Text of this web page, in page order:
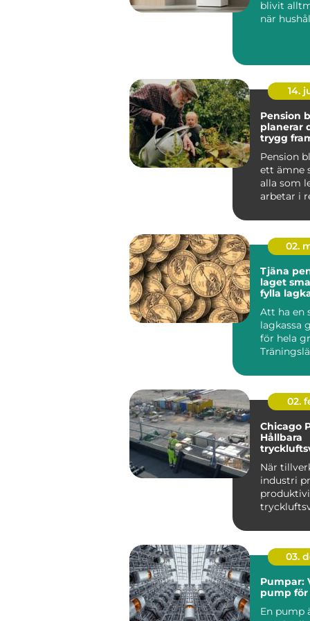
blivit
när
14.
Pension
planerar
trygg
Pension
ett ämne
alla som
arbetar i
bör...
02.
Tjäna
laget smarta sätt att
fylla
Att ha en
lagkassa
för hela
02.
Chicago
Hållbara
När
industri
03.
Pumpar:
pump
En pump